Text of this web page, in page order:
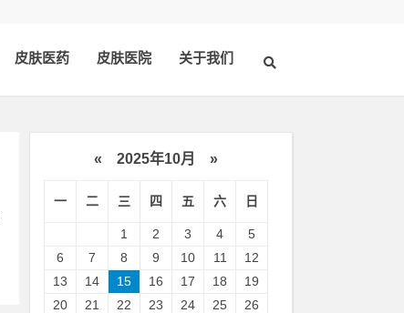
皮肤医药 皮肤医院 关于我们
« 2025年10月 »
一 二 三 四 五 六 日
1 2 3 4
5
6
7 8 9 10 11
12
13
14 15 16 17 18
19
20
21 22 23 24 25
26